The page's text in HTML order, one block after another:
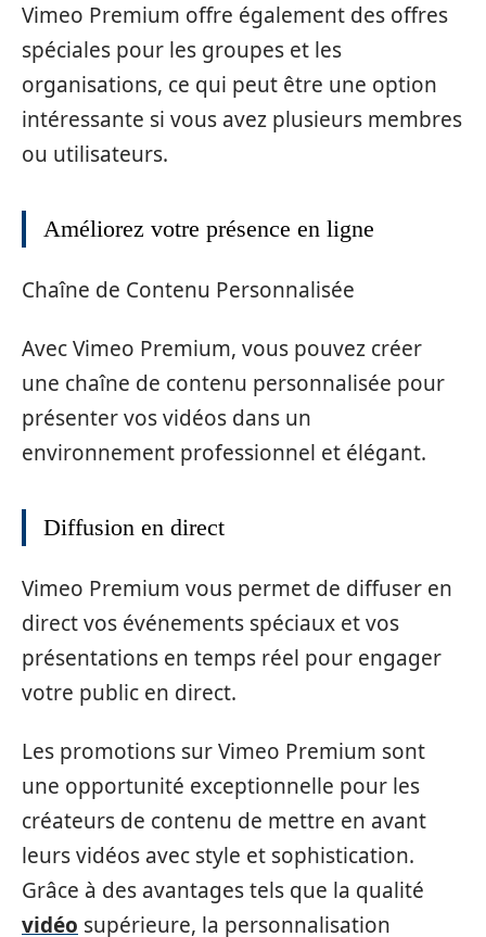
Vimeo Premium offre également des offres
spéciales pour les groupes et les
organisations, ce qui peut être une option
intéressante si vous avez plusieurs membres
ou utilisateurs.
Améliorez votre présence en ligne
Chaîne de Contenu Personnalisée
Avec Vimeo Premium, vous pouvez créer
une chaîne de contenu personnalisée pour
présenter vos vidéos dans un
environnement professionnel et élégant.
Diffusion en direct
Vimeo Premium vous permet de diffuser en
direct vos événements spéciaux et vos
présentations en temps réel pour engager
votre public en direct.
Les promotions sur Vimeo Premium sont
une opportunité exceptionnelle pour les
créateurs de contenu de mettre en avant
leurs vidéos avec style et sophistication.
Grâce à des avantages tels que la qualité
vidéo supérieure, la personnalisation